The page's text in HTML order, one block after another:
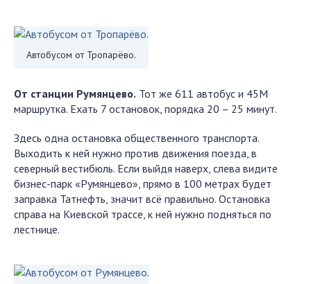
Автобусом от Тропарёво.
От станции Румянцево. Тот же 611 автобус и 45М
маршрутка. Ехать 7 остановок, порядка 20 – 25 минут.
Здесь одна остановка общественного транспорта.
Выходить к ней нужно против движения поезда, в
северный вестибюль. Если выйдя наверх, слева видите
бизнес-парк «Румянцево», прямо в 100 метрах будет
заправка Татнефть, значит всё правильно. Остановка
справа на Киевской трассе, к ней нужно подняться по
лестнице.